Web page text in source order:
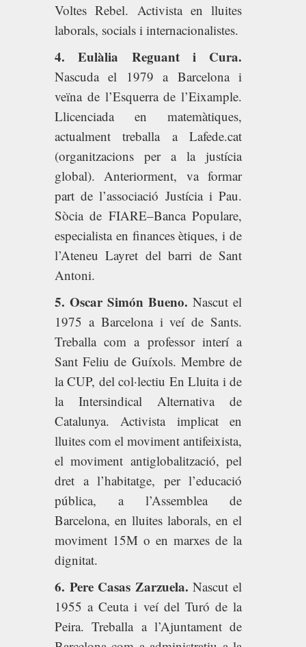
Voltes Rebel. Activista en lluites
laborals, socials i internacionalistes.
4. Eulàlia Reguant i Cura.
Nascuda el 1979 a Barcelona i
veïna de l’Esquerra de l’Eixample.
Llicenciada en matemàtiques,
actualment treballa a Lafede.cat
(organitzacions per a la justícia
global). Anteriorment, va formar
part de l’associació Justícia i Pau.
Sòcia de FIARE–Banca Populare,
especialista en finances ètiques, i de
l’Ateneu Layret del barri de Sant
Antoni.
5. Oscar Simón Bueno. Nascut el
1975 a Barcelona i veí de Sants.
Treballa com a professor interí a
Sant Feliu de Guíxols. Membre de
la CUP, del col·lectiu En Lluita i de
la Intersindical Alternativa de
Catalunya. Activista implicat en
lluites com el moviment antifeixista,
el moviment antiglobalització, pel
dret a l’habitatge, per l’educació
pública, a l’Assemblea de
Barcelona, en lluites laborals, en el
moviment 15M o en marxes de la
dignitat.
6. Pere Casas Zarzuela. Nascut el
1955 a Ceuta i veí del Turó de la
Peira. Treballa a l’Ajuntament de